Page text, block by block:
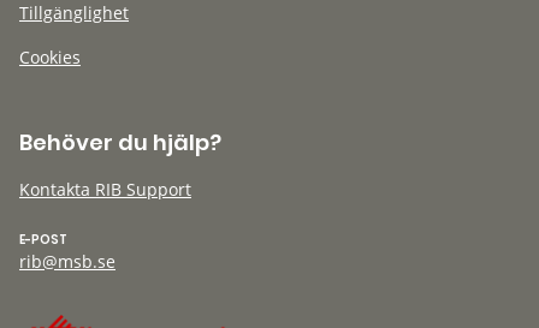
Tillgänglighet
Cookies
Behöver du hjälp?
Kontakta RIB Support
E-POST
rib@msb.se